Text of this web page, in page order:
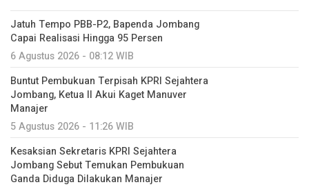
Jatuh Tempo PBB-P2, Bapenda Jombang
Capai Realisasi Hingga 95 Persen
6 Agustus 2026 - 08:12 WIB
Buntut Pembukuan Terpisah KPRI Sejahtera
Jombang, Ketua II Akui Kaget Manuver
Manajer
5 Agustus 2026 - 11:26 WIB
Kesaksian Sekretaris KPRI Sejahtera
Jombang Sebut Temukan Pembukuan
Ganda Diduga Dilakukan Manajer